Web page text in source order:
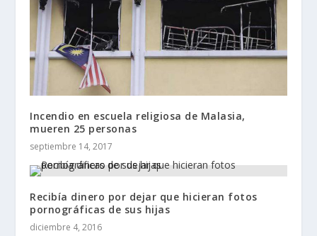
Incendio en escuela religiosa de Malasia,
mueren 25 personas
septiembre 14, 2017
Recibía dinero por dejar que hicieran fotos
pornográficas de sus hijas
diciembre 4, 2016